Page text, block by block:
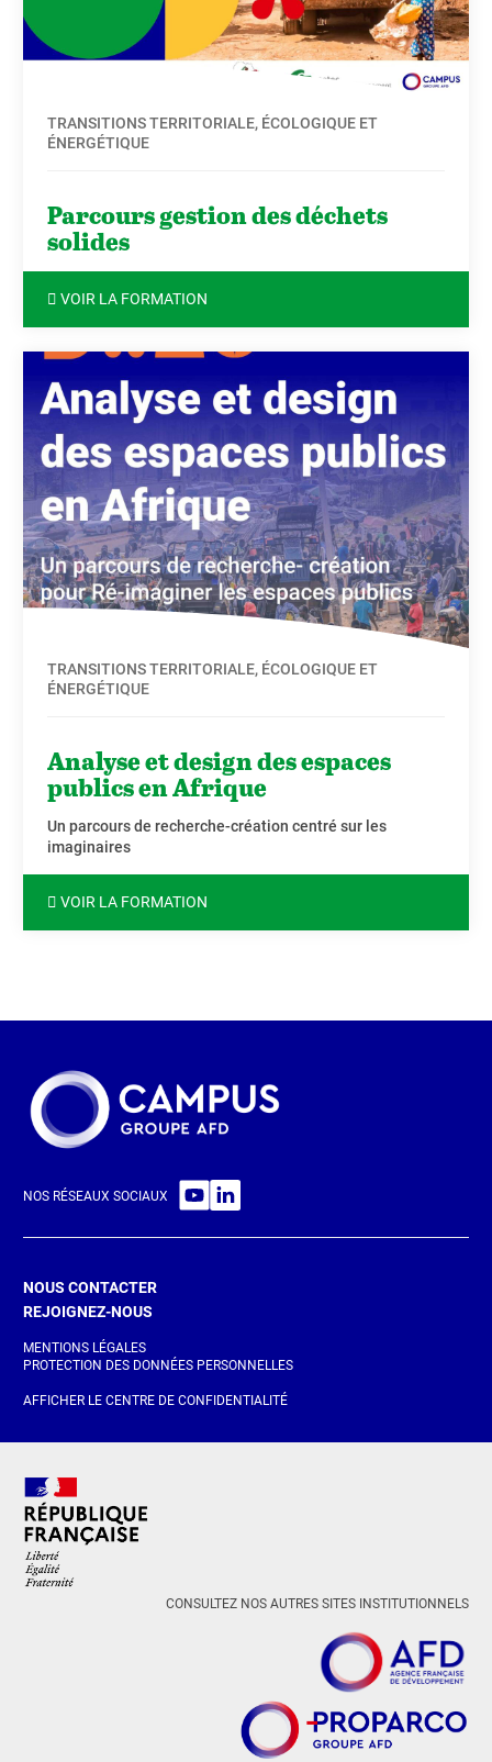
TRANSITIONS TERRITORIALE, ÉCOLOGIQUE ET
ÉNERGÉTIQUE
Parcours gestion des déchets
solides
VOIR LA FORMATION
TRANSITIONS TERRITORIALE, ÉCOLOGIQUE ET
ÉNERGÉTIQUE
Analyse et design des espaces
publics en Afrique
Un parcours de recherche-création centré sur les
imaginaires
VOIR LA FORMATION
NOS RÉSEAUX SOCIAUX
NOUS CONTACTER
REJOIGNEZ-NOUS
MENTIONS LÉGALES
PROTECTION DES DONNÉES PERSONNELLES
AFFICHER LE CENTRE DE CONFIDENTIALITÉ
CONSULTEZ NOS AUTRES SITES INSTITUTIONNELS